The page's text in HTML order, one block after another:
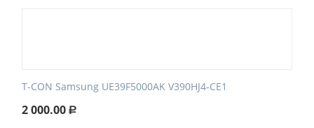
T-CON Samsung UE39F5000AK V390HJ4-CE1
2 000.00 Р